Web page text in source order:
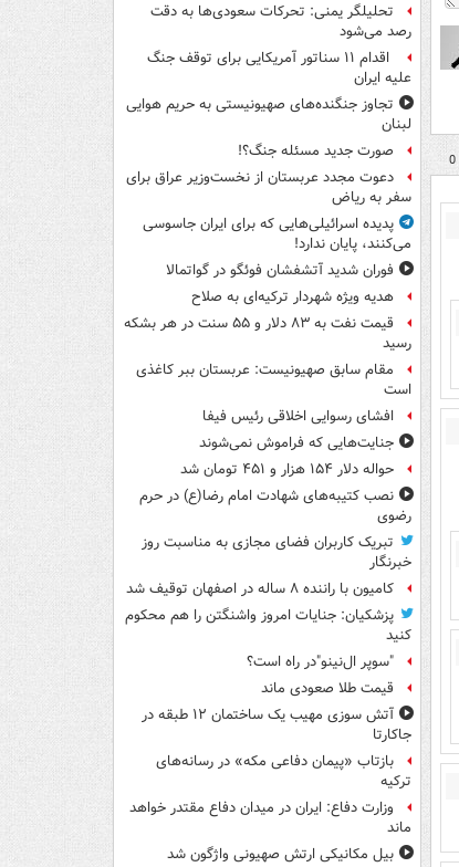
تحلیلگر یمنی: تحرکات سعودی‌ها به دقت
رصد می‌شود
اقدام ۱۱ سناتور آمریکایی برای توقف جنگ
علیه ایران
تجاوز جنگنده‌های صهیونیستی به حریم هوایی
لبنان
صورت جدید مسئله جنگ؟!
دعوت مجدد عربستان از نخست‌وزیر عراق برای
سفر به ریاض
پدیده اسرائیلی‌هایی که برای ایران جاسوسی
می‌کنند، پایان ندارد!
فوران شدید آتشفشان فوئگو در گواتمالا
هدیه ویژه شهردار ترکیه‌ای به صلاح
قیمت نفت به ۸۳ دلار و ۵۵ سنت در هر بشکه
رسید
مقام سابق صهیونیست: عربستان ببر کاغذی
است
افشای رسوایی اخلاقی رئیس فیفا
جنایت‌هایی که فراموش نمی‌شوند
حواله دلار ۱۵۴ هزار و ۴۵۱ تومان شد
نصب کتیبه‌های شهادت امام رضا(ع) در حرم
رضوی
تبریک کاربران فضای مجازی به مناسبت روز
خبرنگار
کامیون با راننده ۸ ساله در اصفهان توقیف شد
پزشکیان: جنایات امروز واشنگتن را هم محکوم
کنید
"سوپر ال‌نینو"در راه است؟
قیمت طلا صعودی ماند
آتش سوزی مهیب یک ساختمان ۱۲ طبقه در
جاکارتا
بازتاب «پیمان دفاعی مکه» در رسانه‌های
ترکیه
وزارت دفاع: ایران در میدان دفاع مقتدر خواهد
ماند
بیل مکانیکی ارتش صهیونی واژگون شد